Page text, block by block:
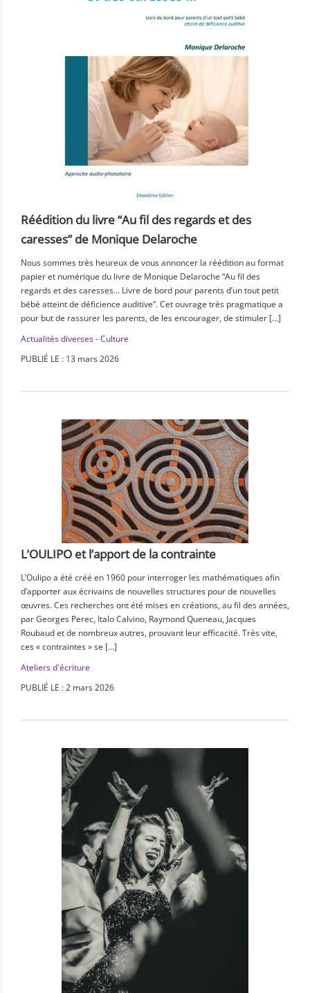
Réédition du livre “Au fil des regards et des
caresses” de Monique Delaroche
Nous sommes très heureux de vous annoncer la réédition au format
papier et numérique du livre de Monique Delaroche “Au fil des
regards et des caresses… Livre de bord pour parents d’un tout petit
bébé atteint de déficience auditive“. Cet ouvrage très pragmatique a
pour but de rassurer les parents, de les encourager, de stimuler […]
Actualités diverses - Culture
PUBLIÉ LE : 13 mars 2026
L’OULIPO et l’apport de la contrainte
L’Oulipo a été créé en 1960 pour interroger les mathématiques afin
d’apporter aux écrivains de nouvelles structures pour de nouvelles
œuvres. Ces recherches ont été mises en créations, au fil des années,
par Georges Perec, Italo Calvino, Raymond Queneau, Jacques
Roubaud et de nombreux autres, prouvant leur efficacité. Très vite,
ces « contraintes » se […]
Ateliers d'écriture
PUBLIÉ LE : 2 mars 2026